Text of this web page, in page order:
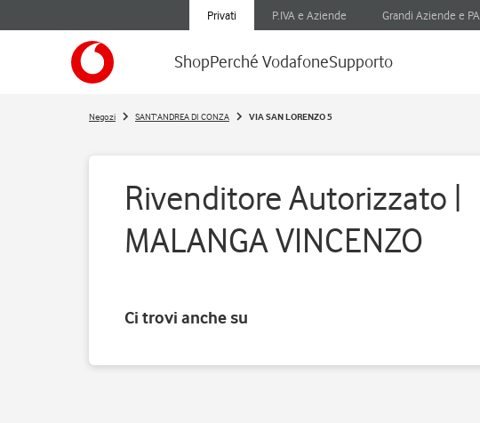
Privati P.IVA e Aziende Grandi Aziende e PA
ShopPerché VodafoneSupporto
Negozi SANT'ANDREA DI CONZA VIA SAN LORENZO 5
Rivenditore Autorizzato |
MALANGA VINCENZO
Ci trovi anche su